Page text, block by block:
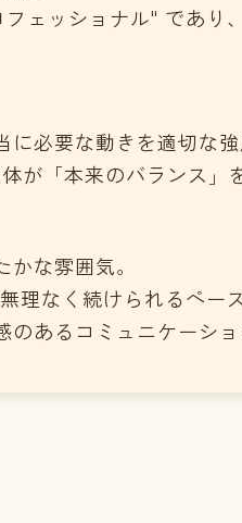
ェッショナル" であ
必要な動きを適切な強
が「本来のバランス」
な雰囲気。
なく続けられるペー
あるコミュニケーショ